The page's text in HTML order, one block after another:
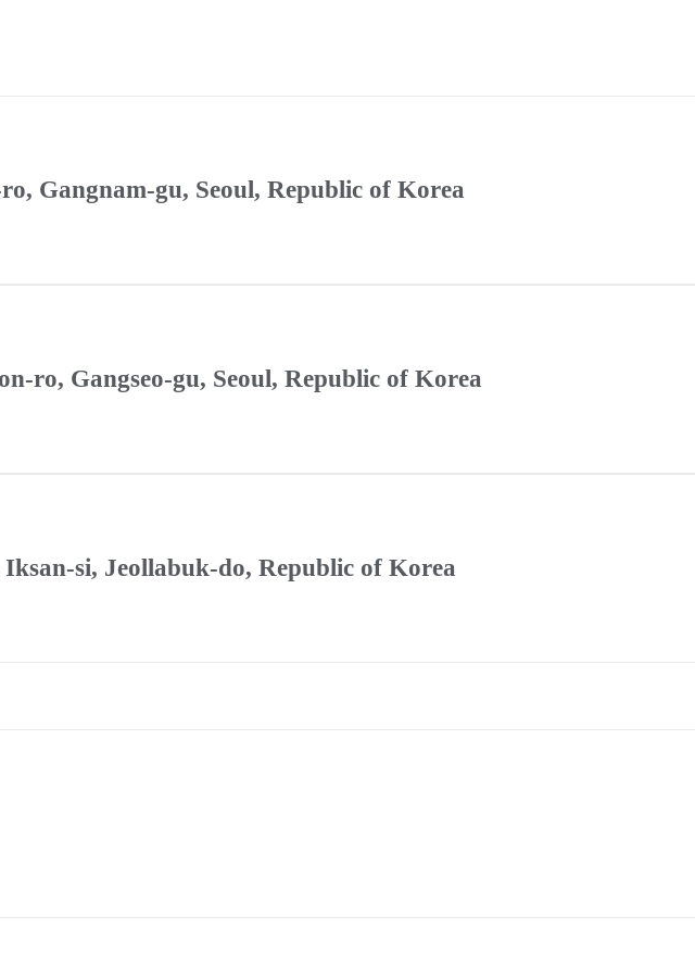
Gangnam-gu, Seoul, Republic of Korea
ro, Gangseo-gu, Seoul, Republic of Korea
si, Jeollabuk-do, Republic of Korea